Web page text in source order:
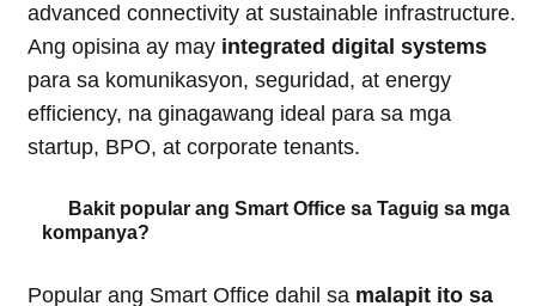
advanced connectivity at sustainable infrastructure.
Ang opisina ay may integrated digital systems
para sa komunikasyon, seguridad, at energy
efficiency, na ginagawang ideal para sa mga
startup, BPO, at corporate tenants.
Bakit popular ang Smart Office sa Taguig sa mga
kompanya?
Popular ang Smart Office dahil sa malapit ito sa